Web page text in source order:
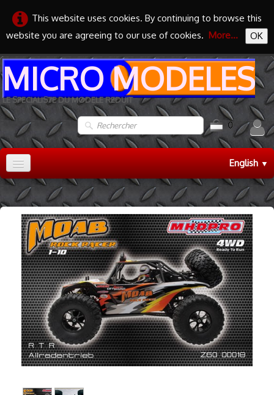
This website uses cookies. By continuing to browse this
website you are agreeing to our use of cookies. More... OK
MICRO MODELES
LE SPECIALISTE DU MODELE REDUIT
0
English▼
Accueil
TRAIN HO▼
TRAIN N▼
MAQUETTES▼
RADIO COMMANDE▼
PEINTURE MATIERE PREMIERE▼
Contact